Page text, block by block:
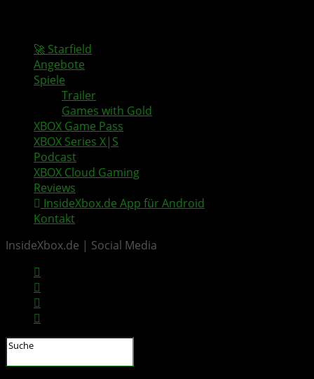
🚀 Starfield
Angebote
Spiele
Trailer
Games with Gold
XBOX Game Pass
XBOX Series X|S
Podcast
XBOX Cloud Gaming
Reviews
InsideXbox.de App für Android
Kontakt
InsideXbox.de | Social Media